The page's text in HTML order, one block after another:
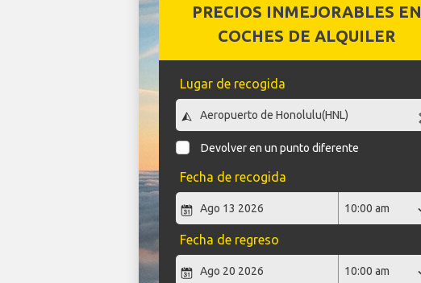
PRECIOS INMEJORABLES EN
COCHES DE ALQUILER
Lugar de recogida
Devolver en un punto diferente
Fecha de recogida
Fecha de regreso